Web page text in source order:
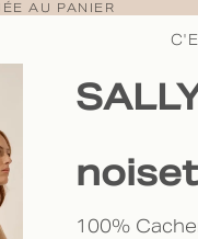
AU PANIER
100%